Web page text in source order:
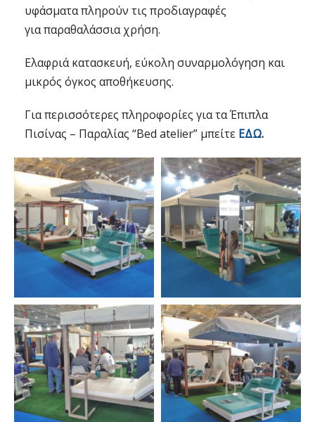
υφάσματα πληρούν τις προδιαγραφές
για παραθαλάσσια χρήση.
Ελαφριά κατασκευή, εύκολη συναρμολόγηση και
μικρός όγκος αποθήκευσης.
Για περισσότερες πληροφορίες για τα Έπιπλα
Πισίνας – Παραλίας “Bed atelier” μπείτε ΕΔΩ.